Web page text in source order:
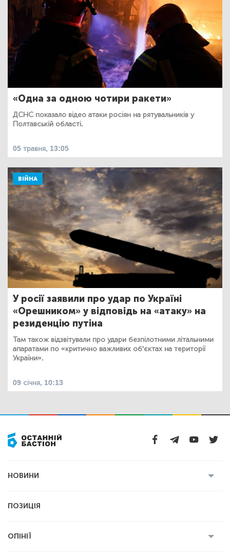
«Одна за одною чотири ракети»
ДСНС показало відео атаки росіян на рятувальників у
Полтавській області.
05 травня, 13:05
ВІЙНА
У росії заявили про удар по Україні
«Орешником» у відповідь на «атаку» на
резиденцію путіна
Там також відзвітували про удари безпілотними літальними
апаратами по «критично важливих об'єктах на території
України».
09 січня, 10:13
НОВИНИ
Економіка
ПОЗИЦІЯ
ОПІНІЇ